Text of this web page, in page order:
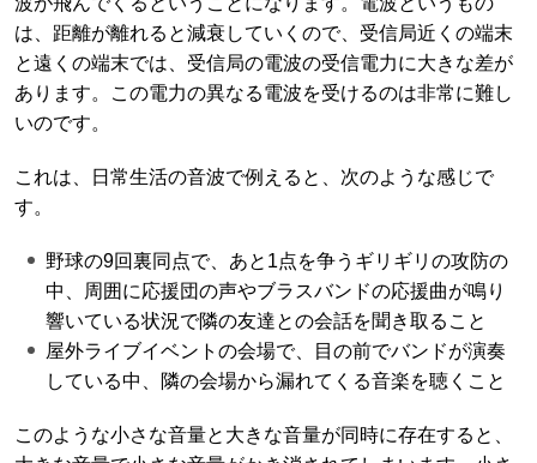
は、距離が離れると減衰していくので、受信局近くの端末
と遠くの端末では、受信局の電波の受信電力に大きな差が
あります。この電力の異なる電波を受けるのは非常に難し
いのです。
これは、日常生活の音波で例えると、次のような感じで
す。
野球の9回裏同点で、あと1点を争うギリギリの攻防の
中、周囲に応援団の声やブラスバンドの応援曲が鳴り
響いている状況で隣の友達との会話を聞き取ること
屋外ライブイベントの会場で、目の前でバンドが演奏
している中、隣の会場から漏れてくる音楽を聴くこと
このような小さな音量と大きな音量が同時に存在すると、